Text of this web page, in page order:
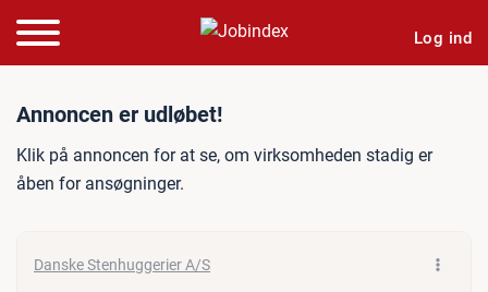
Log ind
Jobannonce: Allround
Annoncen er udløbet!
Klik på annoncen for at se, om virksomheden stadig er
åben for ansøgninger.
Danske Stenhuggerier A/S